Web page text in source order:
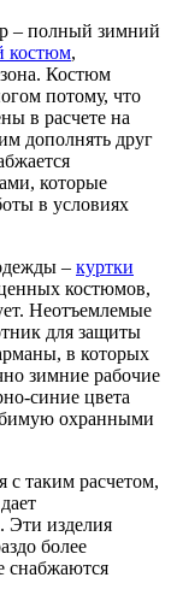
– полный зимний
костюм,
Костюм
потому, что
в расчете на
дополнять друг
которые
в условиях
– куртки
костюмов,
Неотъемлемые
для защиты
в которых
зимние рабочие
синие цвета
охранными
с таким расчетом,
Эти изделия
более
снабжаются